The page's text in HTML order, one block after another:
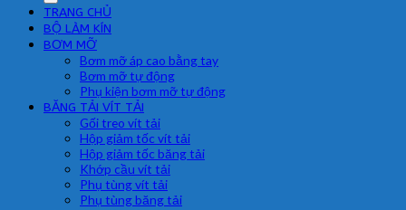
TRANG CHỦ
BỘ LÀM KÍN
BƠM MỠ
Bơm mỡ áp cao bằng tay
Bơm mỡ tự động
Phụ kiện bơm mỡ tự động
BĂNG TẢI VÍT TẢI
Gối treo vít tải
Hộp giảm tốc vít tải
Hộp giảm tốc băng tải
Khớp cầu vít tải
Phụ tùng vít tải
Phụ tùng băng tải